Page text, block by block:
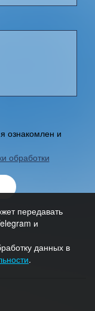
передавать
и
данных в
.
ознакомлен и
обработки